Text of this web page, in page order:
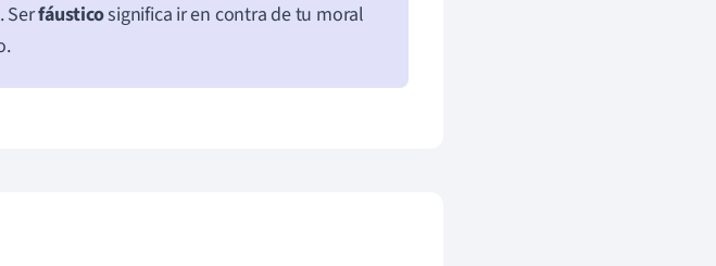
Serfáusticosignifica ir en contra de tu moral